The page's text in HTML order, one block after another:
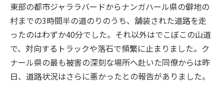
東部の都市ジャララバードからナンガハール県の僻地の
村までの3時間半の道のりのうち、舗装された道路を走
ったのはわずか40分でした。それ以外はでこぼこの山道
で、対向するトラックや落石で頻繁に止まりました。ク
ナール県の最も被害の深刻な場所へ赴いた同僚からは昨
日、道路状況はさらに悪かったとの報告がありました。